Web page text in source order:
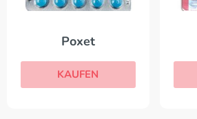
Poxet
KAUFEN